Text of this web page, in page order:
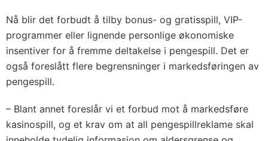
Nå blir det forbudt å tilby bonus- og gratisspill, VIP-
programmer eller lignende personlige økonomiske
insentiver for å fremme deltakelse i pengespill. Det er
også foreslått flere begrensninger i markedsføringen av
pengespill.
– Blant annet foreslår vi et forbud mot å markedsføre
kasinospill, og et krav om at all pengespillreklame skal